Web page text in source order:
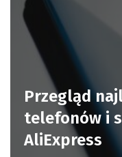
Przegląd
telefonów i
AliExpress